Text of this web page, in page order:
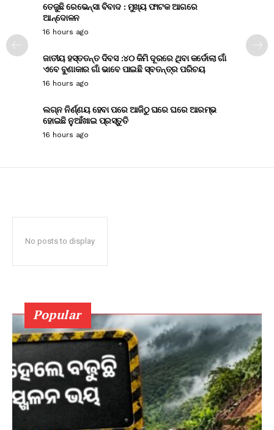
ତେଜୁଛି ରେଭେନ୍ସା ବିବାଦ : ମୁଖ୍ୟ ଫାଟକ ଆଗରେ
ଆନ୍ଦୋଳନ
16 hours ago
ଜାତୀୟ ହସ୍ତତନ୍ତ ଦିବସ :୪୦ କିମି ଦୂରରେ ଥିବା କର୍ଡୋଲା ଗାଁ
ଏବେ ବୁଣାକାର ଗାଁ ଭାବେ ପାଇଛି ସ୍ବତନ୍ତ୍ର ପରିଚୟ
16 hours ago
ଲଗ୍ନ ନିର୍ଣ୍ଣୟ ହେବା ପରେ ଆଜିଠୁ ଘରେ ଘରେ ଆରମ୍ଭ
ହୋଇଛି ନୁଆଁଖାଇ ପ୍ରସ୍ତୁତି
16 hours ago
No posts to display
Popular